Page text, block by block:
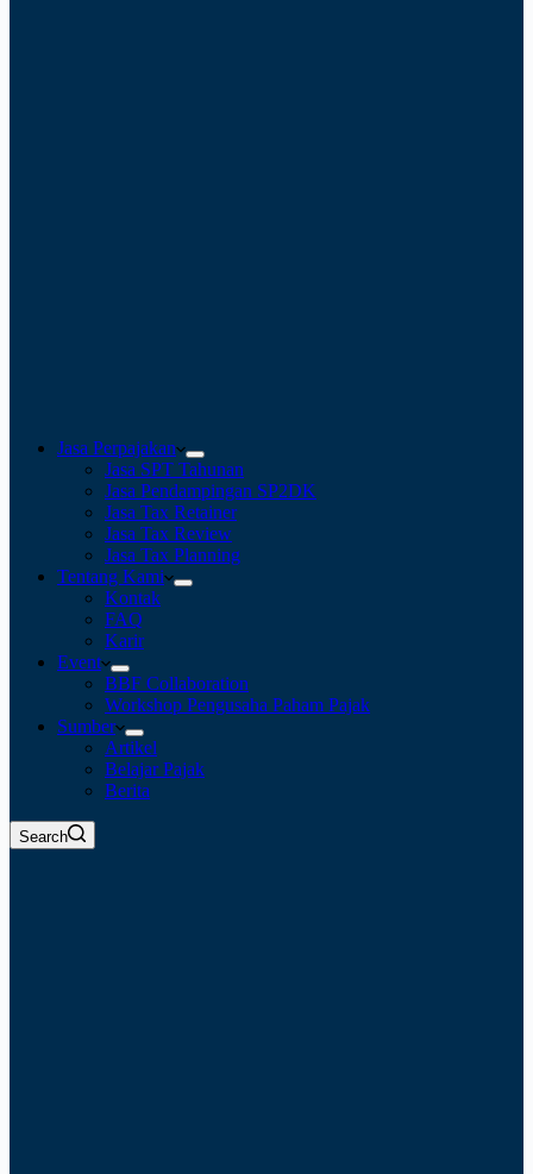
Jasa Perpajakan
Jasa SPT Tahunan
Jasa Pendampingan SP2DK
Jasa Tax Retainer
Jasa Tax Review
Jasa Tax Planning
Tentang Kami
Kontak
FAQ
Karir
Event
BBF Collaboration
Workshop Pengusaha Paham Pajak
Sumber
Artikel
Belajar Pajak
Berita
Search